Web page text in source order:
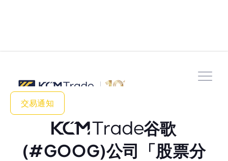
交易通知
谷歌
(#GOOG)公司「股票分